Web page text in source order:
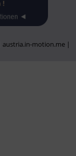
motion.me |